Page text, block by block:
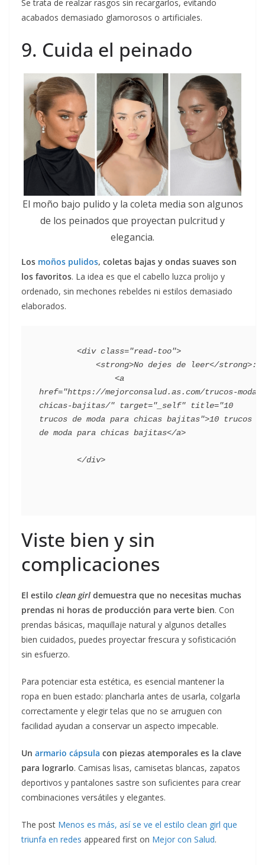
Se trata de realzar rasgos sin recargarlos, evitando
acabados demasiado glamorosos o artificiales.
9. Cuida el peinado
El moño bajo pulido y la coleta media son algunos
de los peinados que proyectan pulcritud y
elegancia.
Los moños pulidos, coletas bajas y ondas suaves son
los favoritos. La idea es que el cabello luzca prolijo y
ordenado, sin mechones rebeldes ni estilos demasiado
elaborados.
href="https://mejorconsalud.as.com/trucos-moda-
chicas-bajitas/" target="_self" title="10
trucos de moda para chicas bajitas">10 trucos
de moda para chicas bajitas</a>
Viste bien y sin
complicaciones
El estilo clean girl demuestra que no necesitas muchas
prendas ni horas de producción para verte bien. Con
prendas básicas, maquillaje natural y algunos detalles
bien cuidados, puedes proyectar frescura y sofisticación
sin esfuerzo.
Para potenciar esta estética, es esencial mantener la
ropa en buen estado: plancharla antes de usarla, colgarla
correctamente y elegir telas que no se arruguen con
facilidad ayudan a conservar un aspecto impecable.
Un armario cápsula con piezas atemporales es la clave
para lograrlo. Camisas lisas, camisetas blancas, zapatos
deportivos y pantalones sastre son suficientes para crear
combinaciones versátiles y elegantes.
The post Menos es más, así se ve el estilo clean girl que
triunfa en redes appeared first on Mejor con Salud.